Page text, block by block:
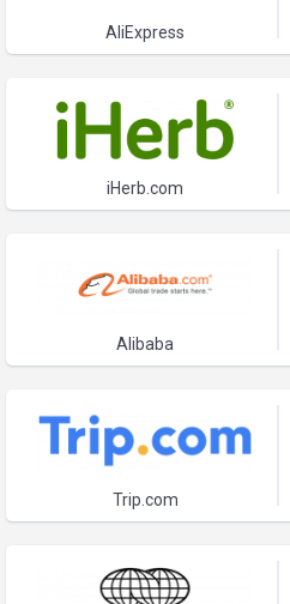
AliExpress
iHerb.com
Alibaba
Trip.com